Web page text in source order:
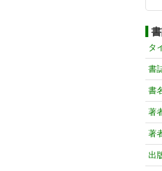
タ
書
書
著
著
出